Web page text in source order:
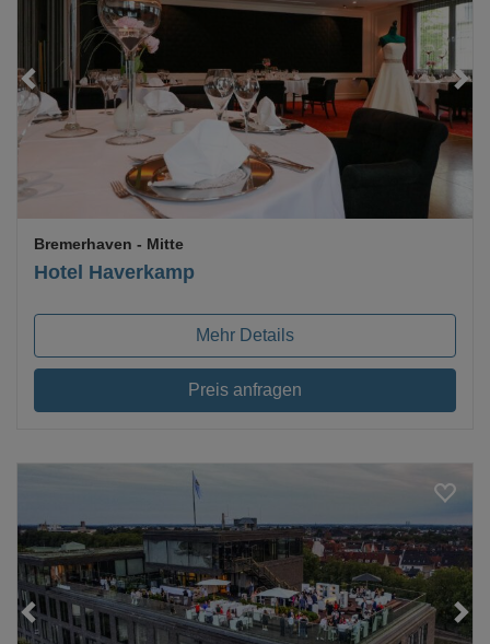
Loading...
Hotel Haverkamp
Bremerhaven - Mitte
Mehr Details
Preis anfragen
Loading...